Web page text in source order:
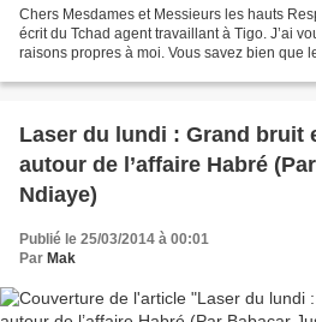
Chers Mesdames et Messieurs les hauts
écrit du Tchad agent travaillant à Tigo. J’ai
raisons propres à moi. Vous savez bien que
Laser du lundi : Grand bruit
autour de l’affaire Habré
Ndiaye)
Publié le 25/03/2014 à 00:01
Par Mak